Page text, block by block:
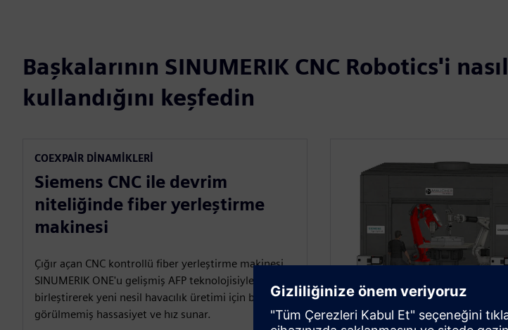
Başkalarının SINUMERIK CNC Robotics'i nasıl
kullandığını keşfedin
COEXPAIR DINAMIKLERI
Siemens CNC ile devrim
niteliğinde fiber yerleştirme
makinesi
Çığır açan CNC kontrollü fiber yerleştirme makinesi,
SINUMERIK ONE'u gelişmiş AFP teknolojisiyle
birleştirerek yeni nesil havacılık üretimi için benzeri
görülmemiş hassasiyet ve hız sunar.
MAUCHER CNC-ROBOTIK GMBH